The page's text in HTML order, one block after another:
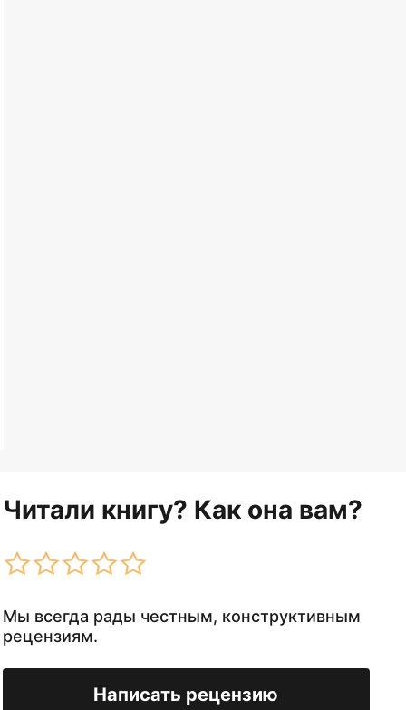
Читали книгу? Как она вам?
Мы всегда рады честным, конструктивным
рецензиям.
Написать рецензию